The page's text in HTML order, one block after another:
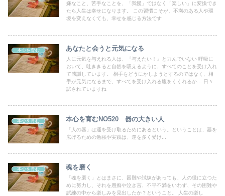
嫌なこと、苦手なことを、「我慢」ではなく「楽しい」に変換でき
たら人生は幸せになります。 この習慣こそが、不満のある人や環
境を変えなくても、幸せを感じる方法です
本心を育む あなたと会うと元気になる
人に元気を与えれる人は、『与えたい！』と力んでいない 呼吸に
おいて、吐ききると自然を吸えるように、すべてのことを受け入れ
て感謝しています。 相手をどうにかしようとするのではなく、相
手が元気になるまで、すべてを受け入れる腹をくくれるか… 日々
試されていますね
本心を育む 本心を育むNO520 器の大きい人
「人の器」は運を受け取るためにあるという。ということは、器を
広げるための勉強や実践は、運を多く受け...
本心を育む 魂を磨く
「魂を磨く」とはまさに、困難や試練があっても、人の役に立つた
めに努力し、それを愚痴や泣き言、不平不満をいわず、その困難や
試練の中から楽しみを見出したか？ということ。 人生の楽し